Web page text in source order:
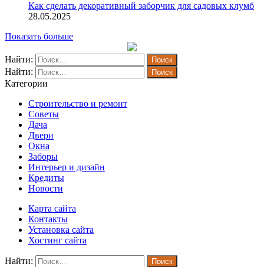
Как сделать декоративный заборчик для садовых клумб
28.05.2025
Показать больше
Найти:
Найти:
Категории
Строительство и ремонт
Советы
Дача
Двери
Окна
Заборы
Интерьер и дизайн
Кредиты
Новости
Карта сайта
Контакты
Установка сайта
Хостинг сайта
Найти: